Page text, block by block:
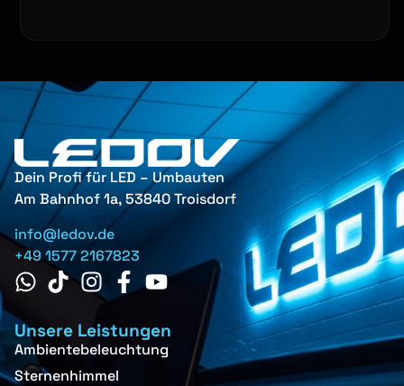
Dein Profi für LED – Umbauten
Am Bahnhof 1a, 53840 Troisdorf
info@ledov.de
+49 1577 2167823
Unsere Leistungen
Ambientebeleuchtung
Sternenhimmel